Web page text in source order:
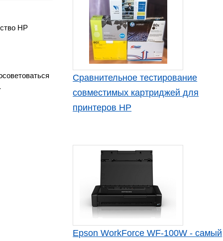
HP
Сравнительное тестирование
совместимых картриджей для
принтеров HP
Epson WorkForce WF-100W - самый